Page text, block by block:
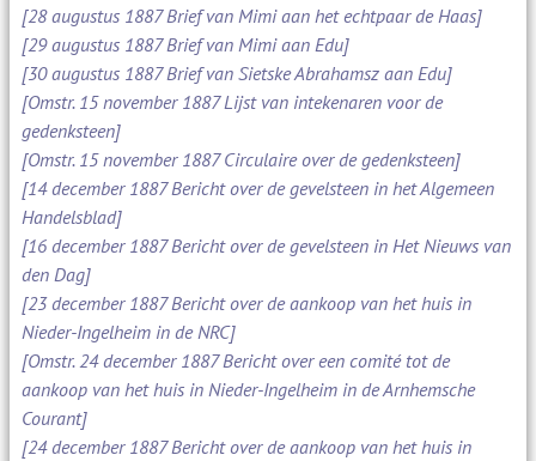
[28 augustus 1887 Brief van Mimi aan het echtpaar de Haas]
[29 augustus 1887 Brief van Mimi aan Edu]
[30 augustus 1887 Brief van Sietske Abrahamsz aan Edu]
[Omstr. 15 november 1887 Lijst van intekenaren voor de
gedenksteen]
[Omstr. 15 november 1887 Circulaire over de gedenksteen]
[14 december 1887 Bericht over de gevelsteen in het Algemeen
Handelsblad]
[16 december 1887 Bericht over de gevelsteen in Het Nieuws van
den Dag]
[23 december 1887 Bericht over de aankoop van het huis in
Nieder-Ingelheim in de NRC]
[Omstr. 24 december 1887 Bericht over een comité tot de
aankoop van het huis in Nieder-Ingelheim in de Arnhemsche
Courant]
[24 december 1887 Bericht over de aankoop van het huis in